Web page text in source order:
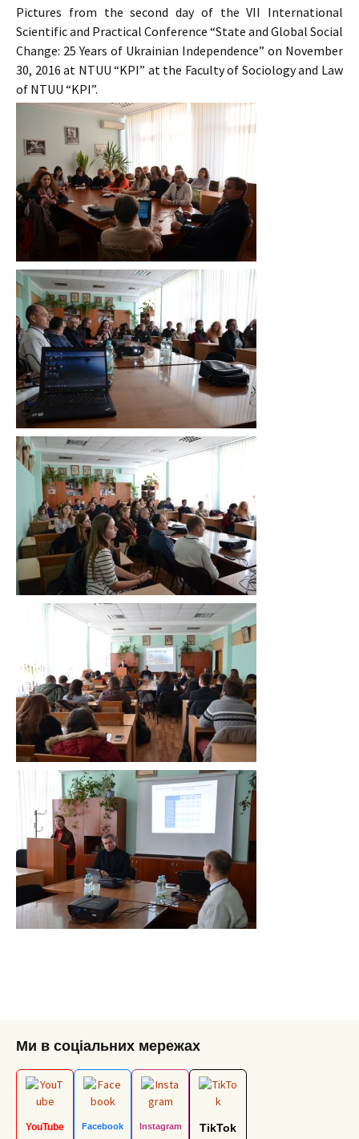
Pictures from the second day of the VII International
Scientific and Practical Conference “State and Global Social
Change: 25 Years of Ukrainian Independence” on November
30, 2016 at NTUU “KPI” at the Faculty of Sociology and Law
of NTUU “KPI”.
Ми в соціальних мережах
YouTube Facebook Instagram TikTok